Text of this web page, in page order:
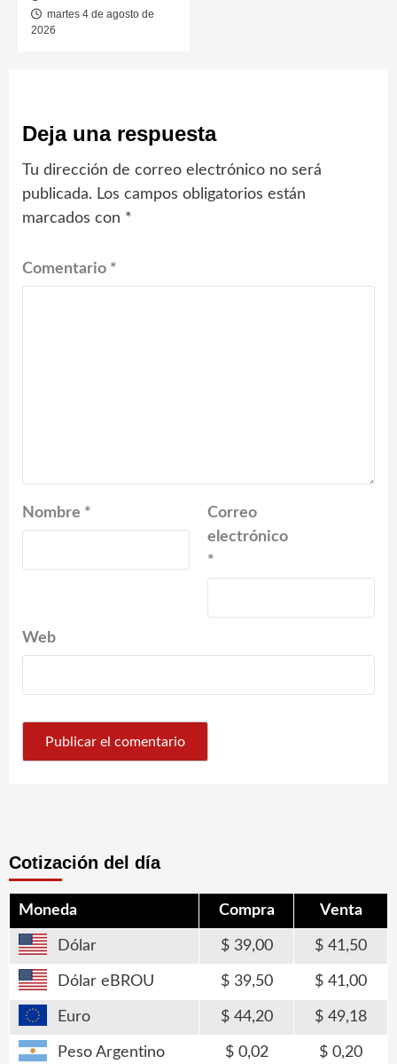
martes 4 de agosto de
2026
Deja una respuesta
Tu dirección de correo electrónico no será
publicada. Los campos obligatorios están
marcados con *
Comentario *
Nombre *
Correo
electrónico
*
Web
Cotización del día
Moneda Compra Venta
Dólar 39,00 41,50
Dólar eBROU 39,50 41,00
Euro 44,20 49,18
Peso Argentino 0,02 0,20